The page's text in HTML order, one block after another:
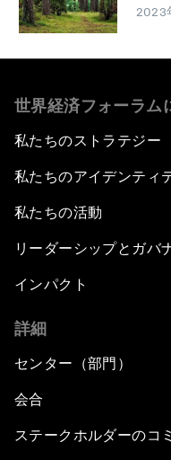
2023
世界経済フォーラム
私たちのストラテジー
私たちのアイデンティ
私たちの活動
リーダーシップとガバ
インパクト
詳細
センター（部門）
会合
ステークホルダーのコ